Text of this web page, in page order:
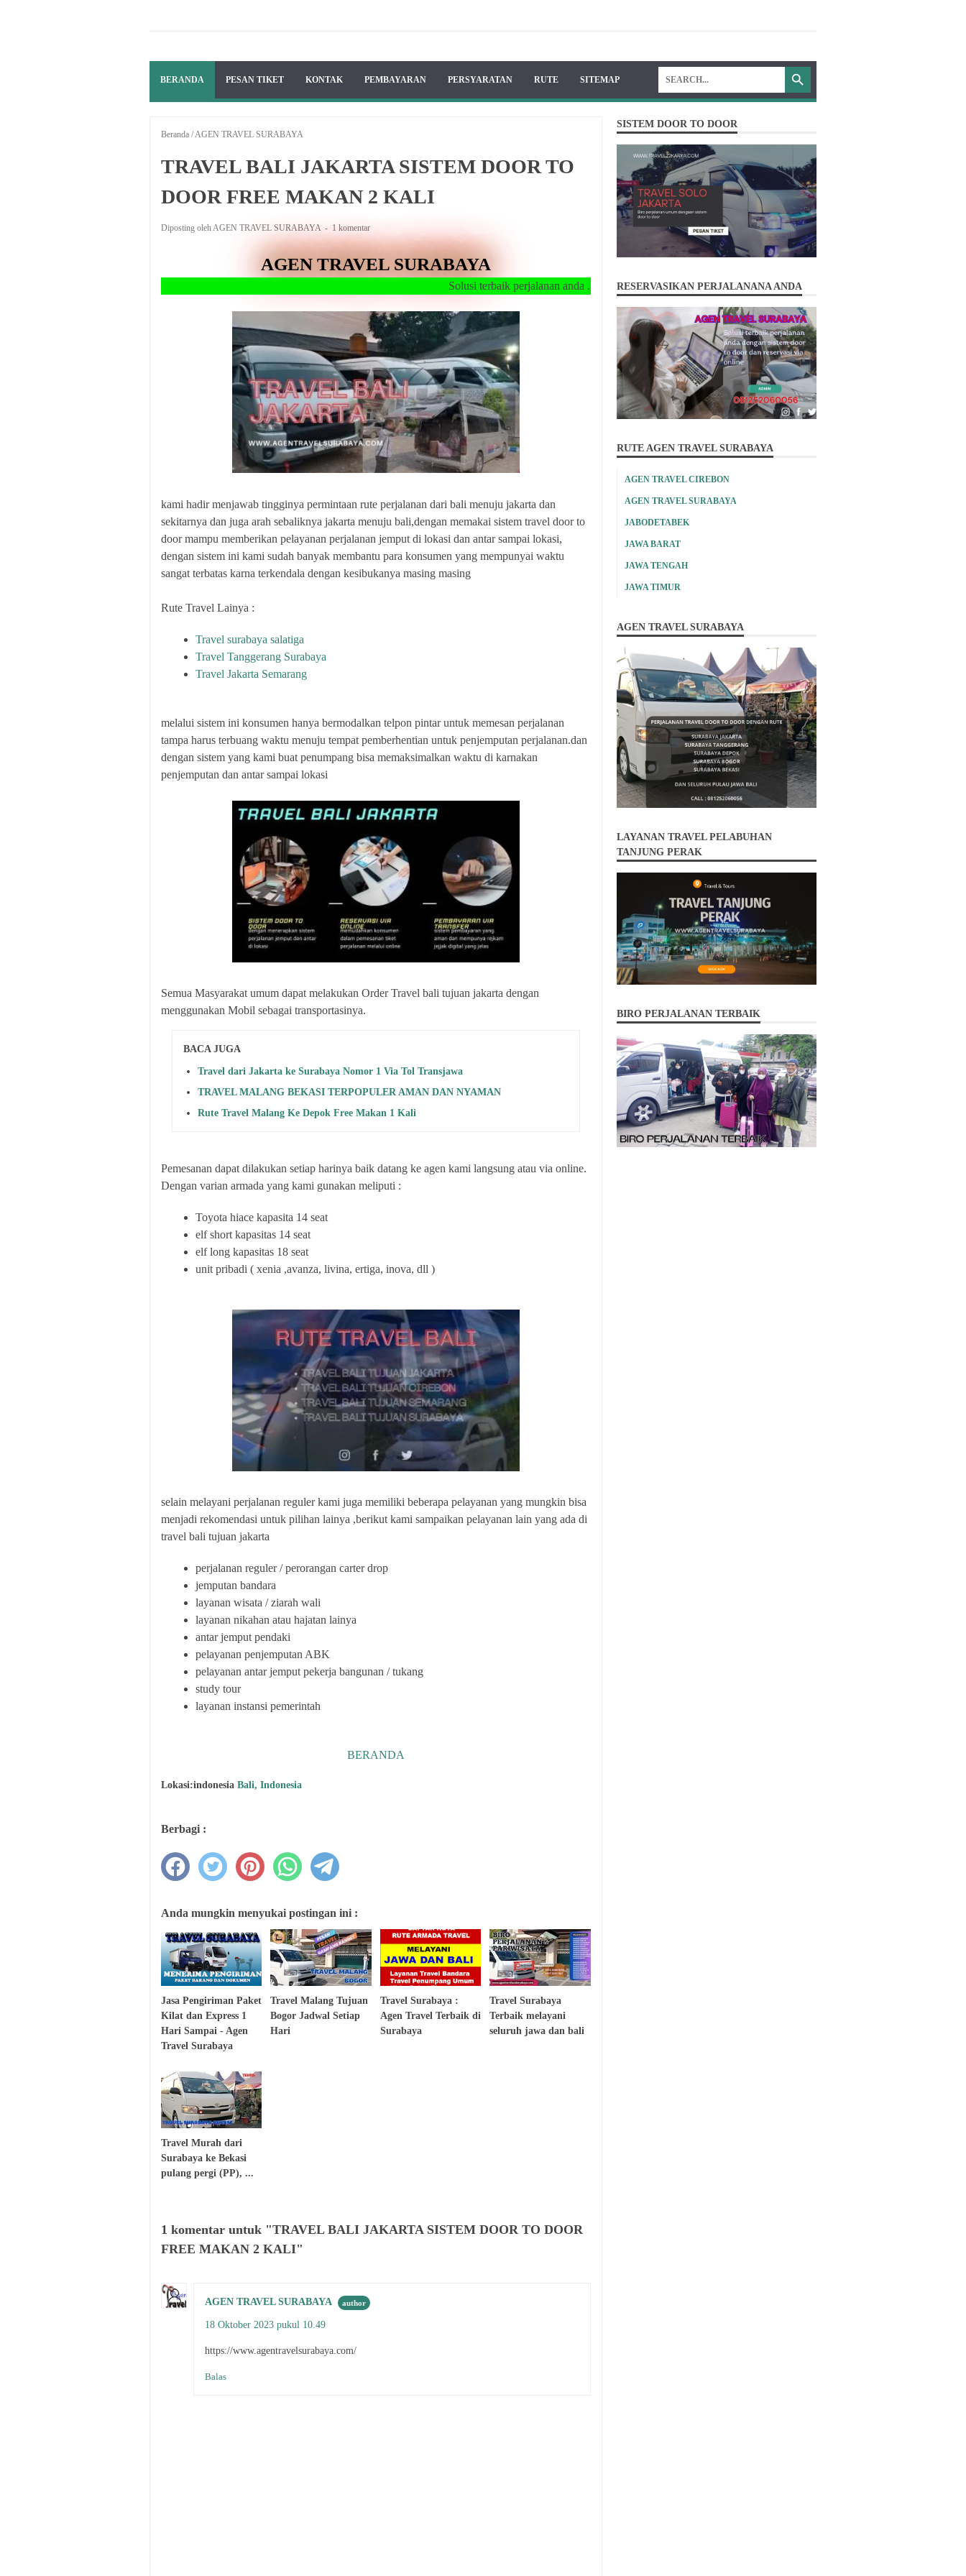
BERANDA PESAN TIKET KONTAK PEMBAYARAN PERSYARATAN RUTE SITEMAP
Beranda /AGEN TRAVEL SURABAYA
TRAVEL BALI JAKARTA SISTEM DOOR TO
DOOR FREE MAKAN 2 KALI
Diposting oleh AGEN TRAVEL SURABAYA 1 komentar
AGEN TRAVEL SURABAYA
Solusi terbaik perjalanan anda ...!!
kami hadir menjawab tingginya permintaan rute perjalanan dari bali menuju jakarta dan
sekitarnya dan juga arah sebaliknya jakarta menuju bali,dengan memakai sistem travel door to
door mampu memberikan pelayanan perjalanan jemput di lokasi dan antar sampai lokasi,
dengan sistem ini kami sudah banyak membantu para konsumen yang mempunyai waktu
sangat terbatas karna terkendala dengan kesibukanya masing masing
Rute Travel Lainya :
Travel surabaya salatiga
Travel Tanggerang Surabaya
Travel Jakarta Semarang
melalui sistem ini konsumen hanya bermodalkan telpon pintar untuk memesan perjalanan
tampa harus terbuang waktu menuju tempat pemberhentian untuk penjemputan perjalanan.dan
dengan sistem yang kami buat penumpang bisa memaksimalkan waktu di karnakan
penjemputan dan antar sampai lokasi
Semua Masyarakat umum dapat melakukan Order Travel bali tujuan jakarta dengan
menggunakan Mobil sebagai transportasinya.
BACA JUGA
Travel dari Jakarta ke Surabaya Nomor 1 Via Tol Transjawa
TRAVEL MALANG BEKASI TERPOPULER AMAN DAN NYAMAN
Rute Travel Malang Ke Depok Free Makan 1 Kali
Pemesanan dapat dilakukan setiap harinya baik datang ke agen kami langsung atau via online.
Dengan varian armada yang kami gunakan meliputi :
Toyota hiace kapasita 14 seat
elf short kapasitas 14 seat
elf long kapasitas 18 seat
unit pribadi ( xenia ,avanza, livina, ertiga, inova, dll )
selain melayani perjalanan reguler kami juga memiliki beberapa pelayanan yang mungkin bisa
menjadi rekomendasi untuk pilihan lainya ,berikut kami sampaikan pelayanan lain yang ada di
travel bali tujuan jakarta
perjalanan reguler / perorangan carter drop
jemputan bandara
layanan wisata / ziarah wali
layanan nikahan atau hajatan lainya
antar jemput pendaki
pelayanan penjemputan ABK
pelayanan antar jemput pekerja bangunan / tukang
study tour
layanan instansi pemerintah
BERANDA
Lokasi:indonesia Bali, Indonesia
Berbagi :
Anda mungkin menyukai postingan ini :
Jasa Pengiriman Paket
Kilat dan Express 1
Hari Sampai - Agen
Travel Surabaya
Travel Malang Tujuan
Bogor Jadwal Setiap
Hari
Travel Surabaya :
Agen Travel Terbaik di
Surabaya
Travel Surabaya
Terbaik melayani
seluruh jawa dan bali
Travel Murah dari
Surabaya ke Bekasi
pulang pergi (PP), ...
1 komentar untuk "TRAVEL BALI JAKARTA SISTEM DOOR TO DOOR
FREE MAKAN 2 KALI"
AGEN TRAVEL SURABAYA
18 Oktober 2023 pukul 10.49
https://www.agentravelsurabaya.com/
Balas
SISTEM DOOR TO DOOR
RESERVASIKAN PERJALANANA ANDA
RUTE AGEN TRAVEL SURABAYA
AGEN TRAVEL CIREBON
AGEN TRAVEL SURABAYA
JABODETABEK
JAWA BARAT
JAWA TENGAH
JAWA TIMUR
AGEN TRAVEL SURABAYA
LAYANAN TRAVEL PELABUHAN
TANJUNG PERAK
BIRO PERJALANAN TERBAIK